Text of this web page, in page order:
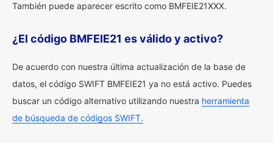
También puede aparecer escrito como BMFEIE21XXX.
¿El código BMFEIE21 es válido y activo?
De acuerdo con nuestra última actualización de la base de
datos, el código SWIFT BMFEIE21 ya no está activo. Puedes
buscar un código alternativo utilizando nuestra herramienta
de búsqueda de códigos SWIFT.